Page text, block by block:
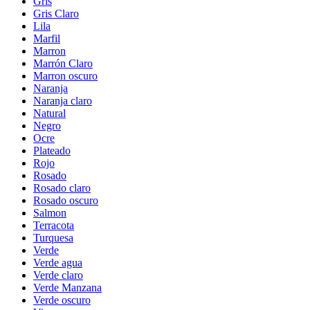
Gris Claro
Lila
Marfil
Marron
Marrón Claro
Marron oscuro
Naranja
Naranja claro
Natural
Negro
Ocre
Plateado
Rojo
Rosado
Rosado claro
Rosado oscuro
Salmon
Terracota
Turquesa
Verde
Verde agua
Verde claro
Verde Manzana
Verde oscuro